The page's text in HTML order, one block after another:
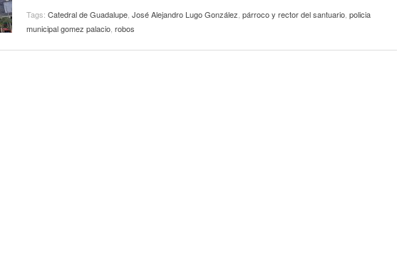
Tags: Catedral de Guadalupe José Alejandro Lugo González párroco y rector del santuario policia
municipal gomez palacio robos